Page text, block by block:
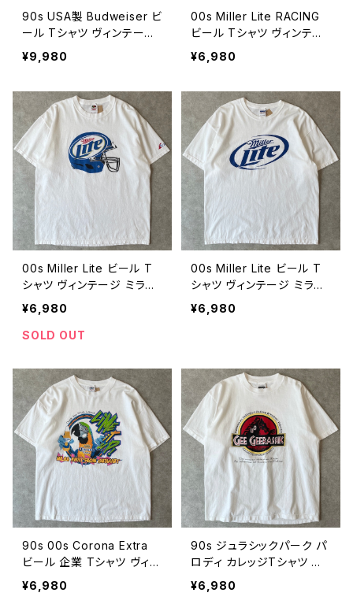
90s USA製 Budweiser ビ
ール Tシャツ ヴィンテージ
シングルステッチ バドワイザ
ー 白頭鷲 古着 企業 水色
ージ XL 26080116
¥9,980
00s Miller Lite RACING
ビール Tシャツ ヴィンテー
ジ ミラービール 企業 ロゴ
レーシング 古着 白 ホワイ
代 ビンテージ XL 2608011
5
¥6,980
00s Miller Lite ビール T
シャツ ヴィンテージ ミラー
ビール 企業 ロゴ アメフト
古着 白 ホワイト 00年代 2
000s 2000年代 ビンテー
¥6,980
SOLD OUT
00s Miller Lite ビール T
シャツ ヴィンテージ ミラー
ビール 企業 ロゴ 古着 白
ホワイト 00年代 2000s 2
¥6,980
90s 00s Corona Extra
ビール 企業 Tシャツ ヴィン
テージ オウム 酒 古着 白
ホワイト コロナビール 90
¥6,980
90s ジュラシックパーク パ
ロディ カレッジTシャツ ヴ
ィンテージ シングルステッ
チ 古着 白 ホワイト 90年
¥6,980